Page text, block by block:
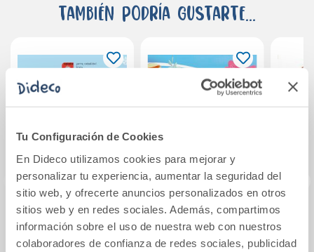
Tu Configuración de Cookies
En Dideco utilizamos cookies para mejorar y
personalizar tu experiencia, aumentar la seguridad del
sitio web, y ofrecerte anuncios personalizados en otros
sitios web y en redes sociales. Además, compartimos
información sobre el uso de nuestra web con nuestros
colaboradores de confianza de redes sociales, publicidad
También podría gustarte...
¡Qué frío! Animaletras